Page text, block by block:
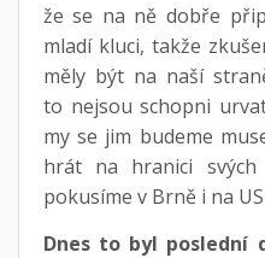
že se na ně dobře
mladí kluci, takže
měly být na naší
to nejsou schopni
my se jim budeme
hrát na hranici svých
pokusíme v Brně i na
Dnes to byl poslední